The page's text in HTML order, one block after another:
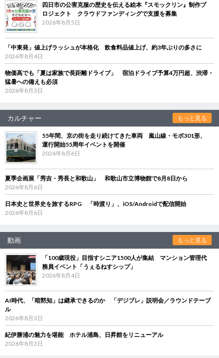
四日市の公害克服の歴史を伝える絵本『スモックリン』制作プ
ロジェクト クラウドファンディングで支援を募集
2026年8月5日
「中東発」値上げラッシュが本格化 飲食料品値上げ、約3年ぶりの多さに
2026年8月4日
物価高でも「夏は家族で長距離ドライブ」 宿泊ドライブ予算4万円超、渋滞・
猛暑への備えも必須
2026年8月3日
カルチャー もっと見る
55年間、京の街を走り続けてきた車両 嵐山線・モボ301形、
運行開始55周年イベントを開催
2026年8月6日
夏季企画展「秀吉・秀長と和歌山」 和歌山市立博物館で8月8日から
2026年8月6日
日本史と世界史を旅するRPG 「時渡り」、iOS/Androidで配信開始
2026年8月6日
動画 もっと見る
「100歳現役」目指すシニア1500人が集結 マンション管理代
務員イベント「うぇるねすシップ」
2026年8月4日
AI時代、「暗黙知」は継承できるのか 「デジブレ」説明会／ラウンドテーブ
ル
2026年8月3日
紀伊勝浦の魅力を堪能 ホテル浦島、日昇館をリニューアル
2026年8月3日